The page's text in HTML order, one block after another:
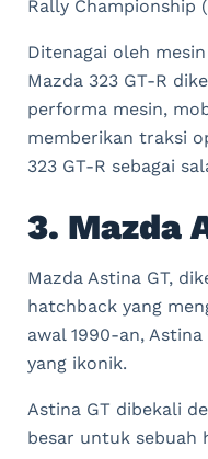
Rally Championship
Ditenagai oleh
Mazda 323 GT-R
performa mesin,
memberikan traksi
323 GT-R sebagai
3. Mazda
Mazda Astina GT,
hatchback yang
awal 1990-an,
yang ikonik.
Astina GT dibekali
besar untuk sebuah